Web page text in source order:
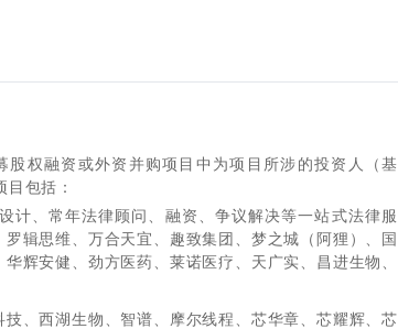
权融资或外资并购项目中为项目所涉的投资人（基
包括：
计、常年法律顾问、融资、争议解决等一站式法律服
辑思维、万合天宜、趣致集团、梦之城（阿狸）、国
辉安健、劲方医药、莱诺医疗、天广实、昌进生物、
、西湖生物、智谱、摩尔线程、芯华章、芯耀辉、芯